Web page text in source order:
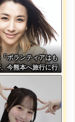
ボランティアはも
今熊本へ旅行に行
になる」